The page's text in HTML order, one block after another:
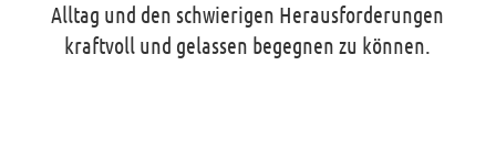
Alltag und den schwierigen Herausforderungen
kraftvoll und gelassen begegnen zu können.